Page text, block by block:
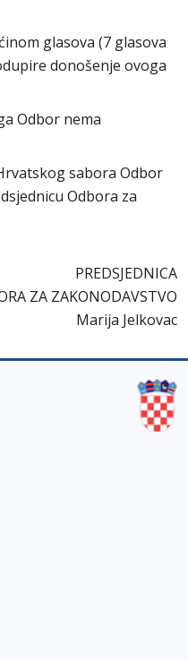
glasova (7 glasova
donošenje ovoga
Odbor nema
sabora Odbor
Odbora za
PREDSJEDNICA
ZA ZAKONODAVSTVO
Marija Jelkovac